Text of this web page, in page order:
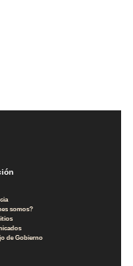
somos?
de Gobierno